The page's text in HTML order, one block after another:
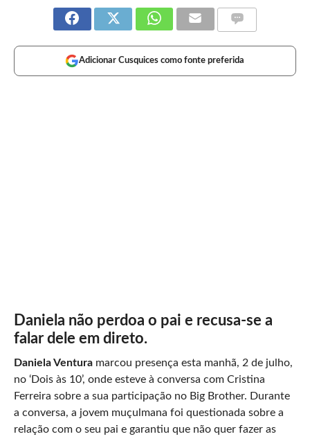
Adicionar Cusquices como fonte preferida
Daniela não perdoa o pai e recusa-se a
falar dele em direto.
Daniela Ventura marcou presença esta manhã, 2 de julho,
no ‘Dois às 10’, onde esteve à conversa com Cristina
Ferreira sobre a sua participação no Big Brother. Durante
a conversa, a jovem muçulmana foi questionada sobre a
relação com o seu pai e garantiu que não quer fazer as